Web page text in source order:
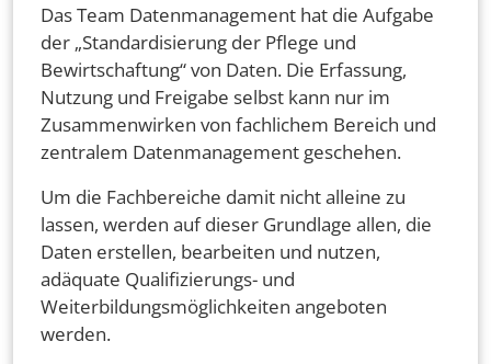
Das Team Datenmanagement hat die Aufgabe
der „Standardisierung der Pflege und
Bewirtschaftung“ von Daten. Die Erfassung,
Nutzung und Freigabe selbst kann nur im
Zusammenwirken von fachlichem Bereich und
zentralem Datenmanagement geschehen.
Um die Fachbereiche damit nicht alleine zu
lassen, werden auf dieser Grundlage allen, die
Daten erstellen, bearbeiten und nutzen,
adäquate Qualifizierungs- und
Weiterbildungsmöglichkeiten angeboten
werden.